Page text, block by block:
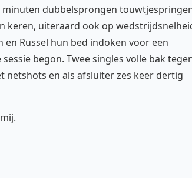
dubbelsprongen
keren, uiteraard ook op
Russel hun bed indoken voor een
begon. Twee singles volle bak
netshots en als afsluiter zes keer dertig